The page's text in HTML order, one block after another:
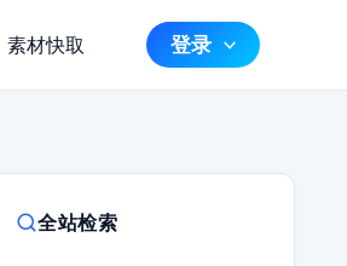
素材快取 登录
全站检索